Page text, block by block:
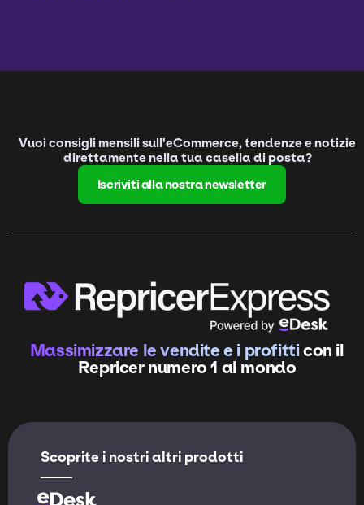
Vuoi consigli mensili sull'eCommerce, tendenze e notizie
direttamente nella tua casella di posta?
Iscriviti alla nostra newsletter
Massimizzare le vendite e i profitticon il
Repricer numero 1 al mondo
Scoprite i nostri altri prodotti